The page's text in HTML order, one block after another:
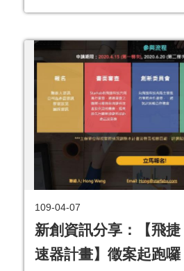
新創資訊分享：【飛
速器計畫】徵案起跑囉
109-04-07